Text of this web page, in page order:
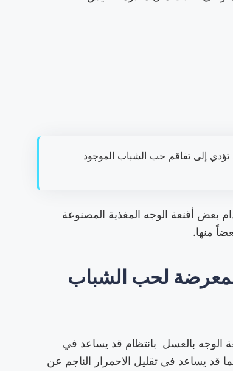
تؤدي إلى تفاقم حب الشباب الموجود
بعض أقنعة الوجه المغذية المصنوعة
منها.
لحب الشباب
الوجه بالعسل بانتظام قد يساعد في
قد يساعد في تقليل الاحمرار الناجم عن